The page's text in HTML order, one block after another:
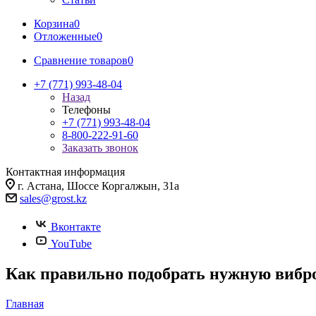
Корзина0
Отложенные0
Сравнение товаров0
+7 (771) 993-48-04
Назад
Телефоны
+7 (771) 993-48-04
8-800-222-91-60
Заказать звонок
Контактная информация
г. Астана, Шоссе Коргалжын, 31а
sales@grost.kz
Вконтакте
YouTube
Как правильно подобрать нужную
Главная